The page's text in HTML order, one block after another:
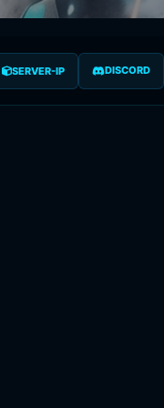
SERVER-IP DISCORD